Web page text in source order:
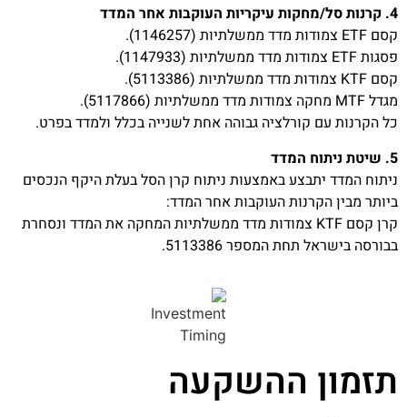
4. קרנות סל/מחקות עיקריות העוקבות אחר המדד
קסם ETF צמודות מדד ממשלתיות (1146257).
פסגות ETF צמודות מדד ממשלתיות (1147933).
קסם KTF צמודות מדד ממשלתיות (5113386).
מגדל MTF מחקה צמודות מדד ממשלתיות (5117866).
כל הקרנות עם קורלציה גבוהה אחת לשנייה בכלל ולמדד בפרט.
5. שיטת ניתוח המדד
ניתוח המדד יתבצע באמצעות ניתוח קרן הסל בעלת היקף הנכסים
ביותר מבין הקרנות העוקבות אחר המדד:
קרן קסם KTF צמודות מדד ממשלתיות המחקה את המדד ונסחרת
בבורסה בישראל תחת המספר 5113386.
תזמון ההשקעה